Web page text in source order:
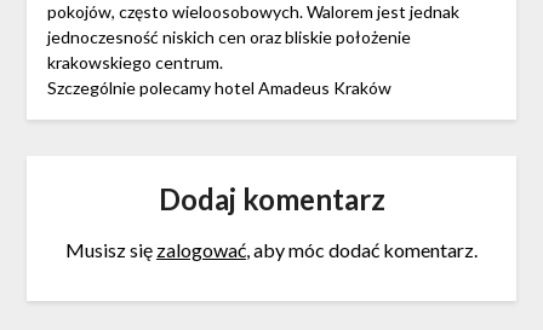
pokojów, często wieloosobowych. Walorem jest jednak
jednoczesność niskich cen oraz bliskie położenie
krakowskiego centrum.
Szczególnie polecamy hotel Amadeus Kraków
Dodaj komentarz
Musisz się zalogować, aby móc dodać komentarz.